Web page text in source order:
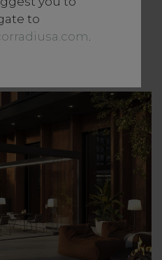
to
.
verwandelt
Bereich mit